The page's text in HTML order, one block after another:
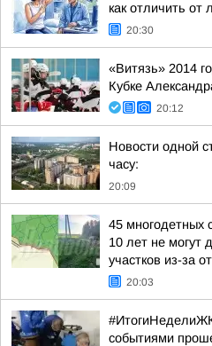
как отличить
20:30
«Витязь» 2014
Кубке
20:12
Новости одной
часу:
20:09
45 многодетных
10 лет не могут
участков из-за
20:03
событиями